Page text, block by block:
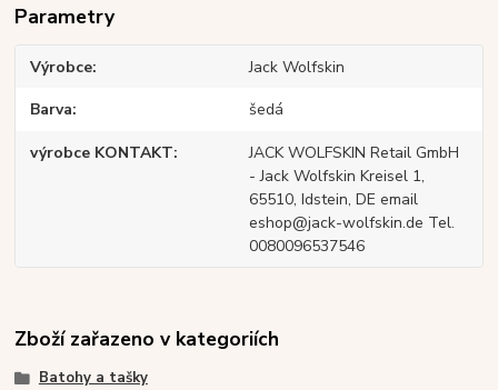
Parametry
Výrobce Jack Wolfskin
Barva šedá
výrobce KONTAKT
JACK WOLFSKIN Retail GmbH
- Jack Wolfskin Kreisel 1,
65510, Idstein, DE email
eshop@jack-wolfskin.de Tel.
0080096537546
Zboží zařazeno v kategoriích
Batohy a tašky